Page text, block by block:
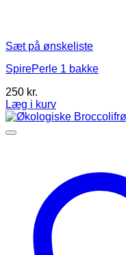
Sæt på ønskeliste
SpirePerle 1 bakke
250 kr.
Læg i kurv